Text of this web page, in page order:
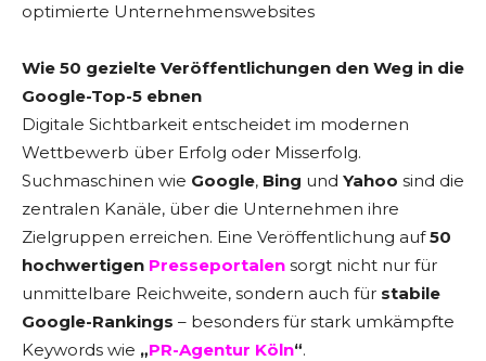
optimierte Unternehmenswebsites
Wie 50 gezielte Veröffentlichungen den Weg in die
Google-Top-5 ebnen
Digitale Sichtbarkeit entscheidet im modernen
Wettbewerb über Erfolg oder Misserfolg.
Suchmaschinen wie Google, Bing und Yahoo sind die
zentralen Kanäle, über die Unternehmen ihre
Zielgruppen erreichen. Eine Veröffentlichung auf50
hochwertigen Presseportalen sorgt nicht nur für
unmittelbare Reichweite, sondern auch für stabile
Google-Rankings – besonders für stark umkämpfte
Keywords wie „PR-Agentur Köln“.